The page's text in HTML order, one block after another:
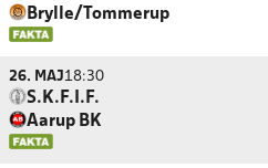
Brylle/Tommerup
26. MAJ18:30
S.K.F.I.F.
Aarup BK